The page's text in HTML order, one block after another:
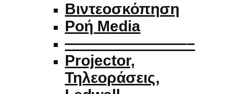
Βιντεοσκόπηση
Ροή Media
————————–
Projector,
Τηλεοράσεις,